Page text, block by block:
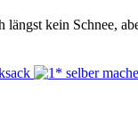
kein Schnee,